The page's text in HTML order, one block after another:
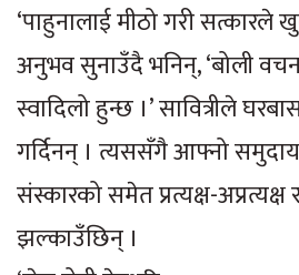
‘पाहुनालाई मीठो गरी सत्कारले
अनुभव सुनाउँदै भनिन्, ‘बोली
स्वादिलो हुन्छ ।’ सावित्रीले
गर्दिनन् । त्यससँगै आफ्नो
संस्कारको समेत प्रत्यक्ष-
झल्काउँछिन् ।